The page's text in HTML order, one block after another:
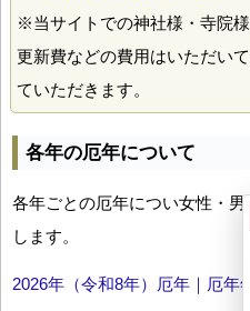
※当サイトでの神社様・寺院
更新費などの費用はいただい
ていただきます。
各年の厄年について
各年ごとの厄年につい女性・
します。
2026年（令和8年）厄年｜厄年